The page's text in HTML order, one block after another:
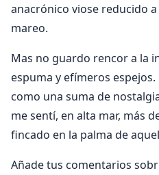
anacrónico viose reducido
mareo.
Mas no guardo rencor a la
espuma y efímeros
como una suma de
me sentí, en alta mar, más
fincado en la palma de
Añade tus comentarios